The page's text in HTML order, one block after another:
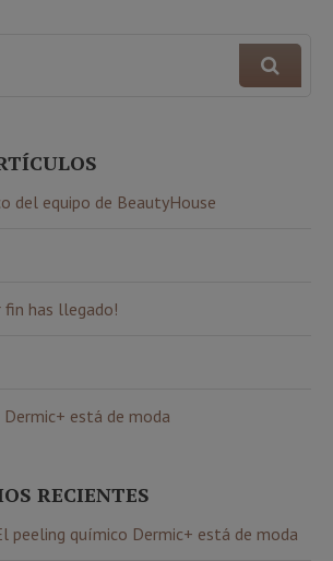
del equipo de BeautyHouse
fin has llegado!
está de moda
RECIENTES
peeling químico Dermic+ está de moda